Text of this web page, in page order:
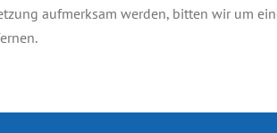
aufmerksam werden, bitten wir um